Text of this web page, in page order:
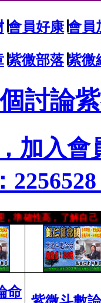
會員好康 會員
紫微部落∣紫微
討論
加入會
性高，了解自己，
命